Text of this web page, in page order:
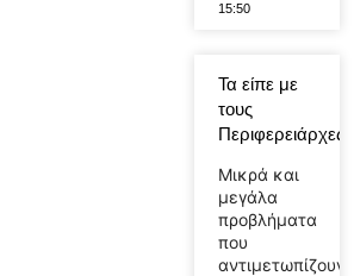
15:50
Τα είπε με
τους
Περιφερειάρχες…
Μικρά και
μεγάλα
προβλήματα
που
αντιμετωπίζουν